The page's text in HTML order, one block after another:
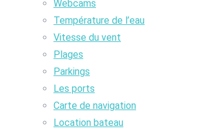
Webcams
Température de l’eau
Vitesse du vent
Plages
Parkings
Les ports
Carte de navigation
Location bateau